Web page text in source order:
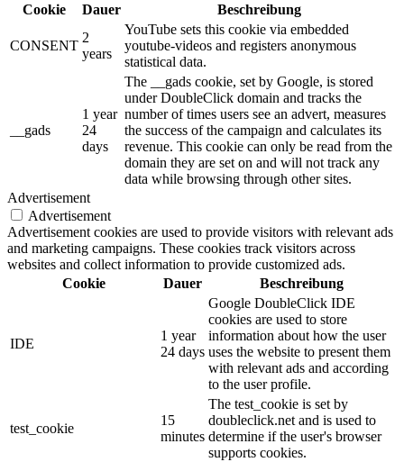
Cookie
Dauer Beschreibung
CONSENT
2
years
YouTube sets this cookie via embedded
youtube-videos and registers anonymous
statistical data.
__gads
1 year
24
days
The __gads cookie, set by Google, is stored
under DoubleClick domain and tracks the
number of times users see an advert, measures
the success of the campaign and calculates its
revenue. This cookie can only be read from the
domain they are set on and will not track any
data while browsing through other sites.
Advertisement
Advertisement
Advertisement cookies are used to provide visitors with relevant ads
and marketing campaigns. These cookies track visitors across
websites and collect information to provide customized ads.
Cookie
Dauer Beschreibung
IDE
1 year
24 days
Google DoubleClick IDE
cookies are used to store
information about how the user
uses the website to present them
with relevant ads and according
to the user profile.
test_cookie
15
minutes
The test_cookie is set by
doubleclick.net and is used to
determine if the user's browser
supports cookies.